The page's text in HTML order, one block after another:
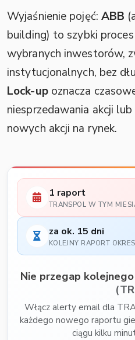
Wyjaśnienie pojęć: ABB
building) to szybki
wybranych inwestorów,
instytucjonalnych, bez
Lock-upoznacza
niesprzedawania akcji
nowych akcji na rynek.
1 raport
TRANSPOL W TYM
za ok. 15 dni
KOLEJNY RAPORT
Nie przegap
Włącz alerty email dla
każdego nowego raportu
ciągu kilku